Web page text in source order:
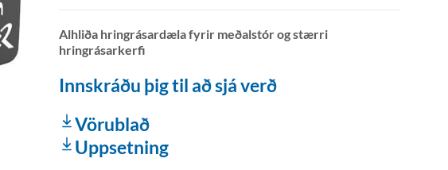
Alhliða hringrásardæla fyrir meðalstór og stærri
hringrásarkerfi
Innskráðu þig til að sjá verð
Vörublað
Uppsetning